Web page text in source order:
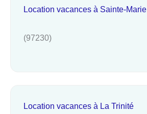
Location vacances à Sainte-Marie
(97230)
Location vacances à La Trinité